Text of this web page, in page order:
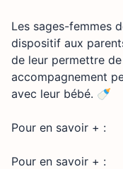
Les sages-femmes
dispositif aux
de leur permettre
accompagnement
avec leur bébé. 🍼
Pour en savoir + :
Pour en savoir + :